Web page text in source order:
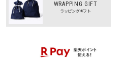
WRAPPING GIFT
ラッピングギフト